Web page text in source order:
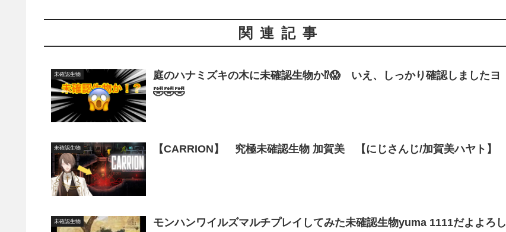
関連記事
未確認生物
庭のハナミズキの木に未確認生物か⁉️😱 いえ、しっかり確認しましたヨ
🤣🤣🤣
未確認生物 【CARRION】 究極未確認生物 加賀美 【にじさんじ/加賀美ハヤト】
未確認生物
モンハンワイルズマルチプレイしてみた未確認生物yuma 1111だよよろし